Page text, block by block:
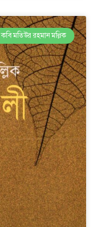
কবি মতিউর রহমান মল্লিক